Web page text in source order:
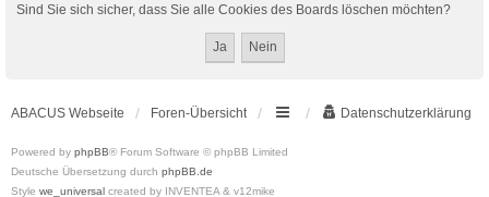
Sind Sie sich sicher, dass Sie alle Cookies des Boards löschen möchten?
ABACUS Webseite Foren-Übersicht Datenschutzerklärung
Powered by phpBB® Forum Software © phpBB Limited
Deutsche Übersetzung durch phpBB.de
Style we_universal created by INVENTEA & v12mike